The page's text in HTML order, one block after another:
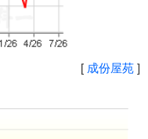
[ 成份屋苑 ]